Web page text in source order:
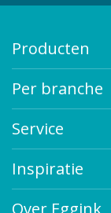
Producten
Per branche
Service
Inspiratie
Over Eggink